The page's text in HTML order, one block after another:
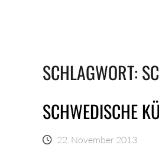
SCHLAGWORT:
SCHWEDISCHE
22. November 2013